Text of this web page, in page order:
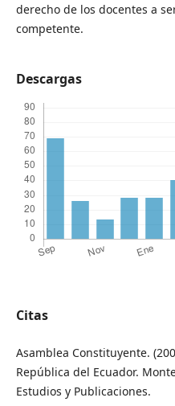
derecho de los docentes a
competente.
Descargas
Citas
Asamblea Constituyente.
República del Ecuador.
Estudios y Publicaciones.